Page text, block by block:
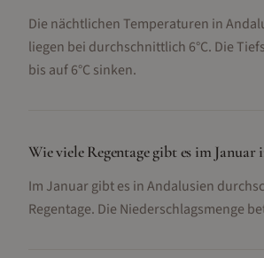
Die nächtlichen Temperaturen in
liegen bei durchschnittlich 6°C. Die
bis auf 6°C sinken.
Wie viele Regentage gibt es im Januar
Im Januar gibt es in Andalusien
Regentage. Die Niederschlagsmenge